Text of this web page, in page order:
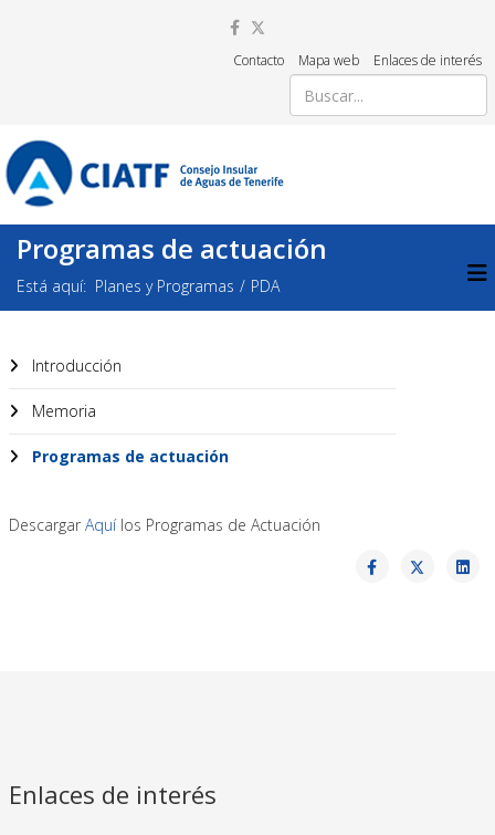
Contacto Mapa web Enlaces de interés
Programas de actuación
Está aquí: Planes y Programas PDA
Introducción
Memoria
Programas de actuación
Descargar Aquí los Programas de Actuación
Enlaces de interés